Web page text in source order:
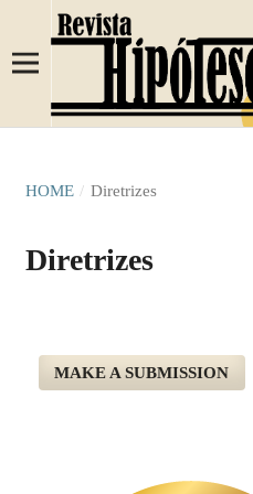
HOME / Diretrizes
Diretrizes
MAKE A SUBMISSION